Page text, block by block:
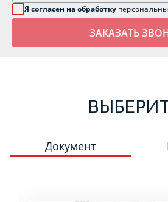
Я согласен на обработку
Документ